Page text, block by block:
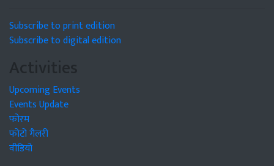
Subscribe to print edition
Subscribe to digital edition
Activities
Upcoming Events
Events Update
फोरम
फोटो गैलरी
वीडियो